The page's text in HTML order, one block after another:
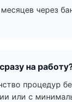
через
на
процедур
или с